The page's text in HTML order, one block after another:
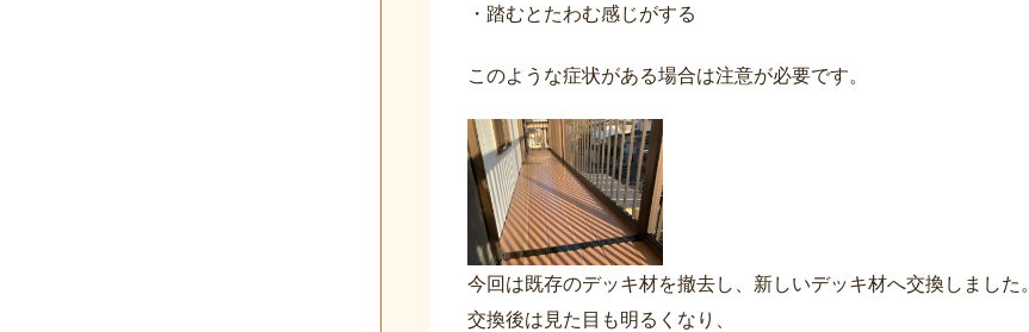
・踏むとたわむ感じがする
このような症状がある場合は注意が必要です。
今回は既存のデッキ材を撤去し、新しいデッキ材へ交換しました。
交換後は見た目も明るくなり、